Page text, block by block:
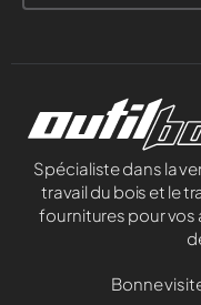
Spécialiste dans la
travail du bois et le
fournitures pour vos
Bonne